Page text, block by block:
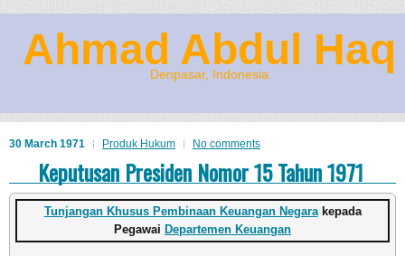
Ahmad Abdul Haq
Denpasar, Indonesia
30 March 1971 Produk Hukum No comments
Keputusan Presiden Nomor 15 Tahun 1971
Tunjangan Khusus Pembinaan Keuangan Negarakepada
Pegawai Departemen Keuangan